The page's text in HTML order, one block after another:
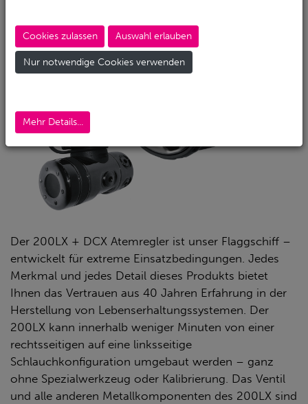
Der 200LX + DCX Atemregler ist unser Flaggschiff –
entwickelt für extreme Einsatzbedingungen. Jedes
Merkmal und jedes Detail dieses Produkts bietet
Ihnen das Vertrauen aus 40 Jahren Erfahrung in der
Herstellung von Lebenserhaltungssystemen. Der
200LX kann innerhalb weniger Minuten von einer
rechtsseitigen auf eine linksseitige
Schlauchkonfiguration umgebaut werden – ganz
ohne Spezialwerkzeug oder Kalibrierung. Das Ventil
und alle anderen Metallkomponenten des 200LX sind
Cookies zulassen Auswahl erlauben
Nur notwendige Cookies verwenden
Mehr Details...